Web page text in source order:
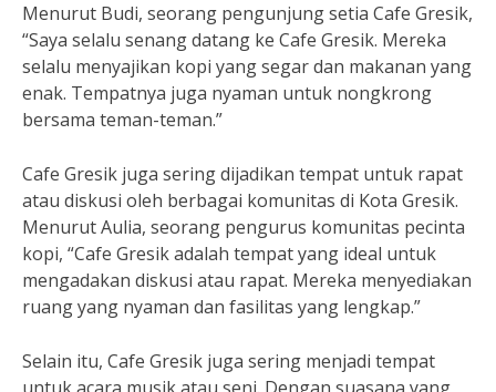
Menurut Budi, seorang pengunjung setia Cafe Gresik,
“Saya selalu senang datang ke Cafe Gresik. Mereka
selalu menyajikan kopi yang segar dan makanan yang
enak. Tempatnya juga nyaman untuk nongkrong
bersama teman-teman.”
Cafe Gresik juga sering dijadikan tempat untuk rapat
atau diskusi oleh berbagai komunitas di Kota Gresik.
Menurut Aulia, seorang pengurus komunitas pecinta
kopi, “Cafe Gresik adalah tempat yang ideal untuk
mengadakan diskusi atau rapat. Mereka menyediakan
ruang yang nyaman dan fasilitas yang lengkap.”
Selain itu, Cafe Gresik juga sering menjadi tempat